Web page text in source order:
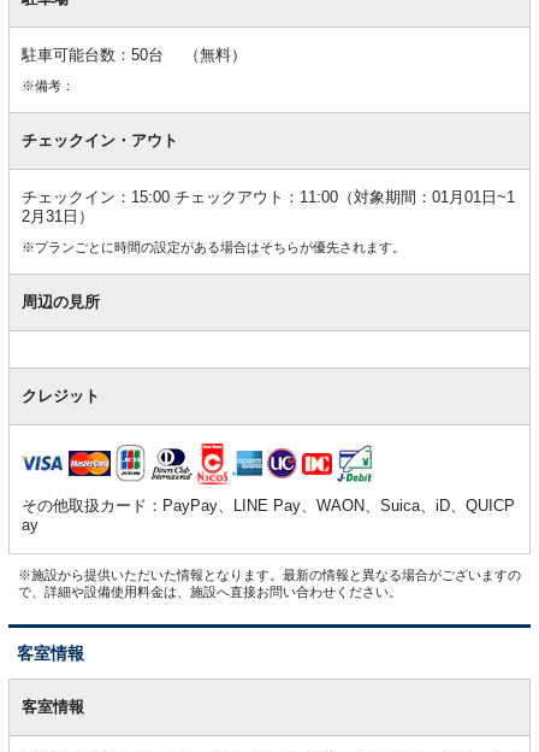
駐車可能台数：50台 （無料）
※備考：
チェックイン・アウト
チェックイン：15:00 チェックアウト：11:00（対象期間：01月01日~1
2月31日）
※プランごとに時間の設定がある場合はそちらが優先されます。
周辺の見所
クレジット
その他取扱カード：PayPay、LINE Pay、WAON、Suica、iD、QUICP
ay
※施設から提供いただいた情報となります。最新の情報と異なる場合がございますの
で、詳細や設備使用料金は、施設へ直接お問い合わせください。
客室情報
室客室情報